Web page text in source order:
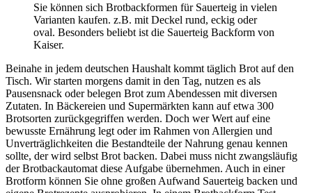
Sie können sich Brotbackformen für Sauerteig in vielen
Varianten kaufen. z.B. mit Deckel rund, eckig oder
oval. Besonders beliebt ist die Sauerteig Backform von
Kaiser.
Beinahe in jedem deutschen Haushalt kommt täglich Brot auf den
Tisch. Wir starten morgens damit in den Tag, nutzen es als
Pausensnack oder belegen Brot zum Abendessen mit diversen
Zutaten. In Bäckereien und Supermärkten kann auf etwa 300
Brotsorten zurückgegriffen werden. Doch wer Wert auf eine
bewusste Ernährung legt oder im Rahmen von Allergien und
Unverträglichkeiten die Bestandteile der Nahrung genau kennen
sollte, der wird selbst Brot backen. Dabei muss nicht zwangsläufig
der Brotbackautomat diese Aufgabe übernehmen. Auch in einer
Brotform können Sie ohne großen Aufwand Sauerteig backen und